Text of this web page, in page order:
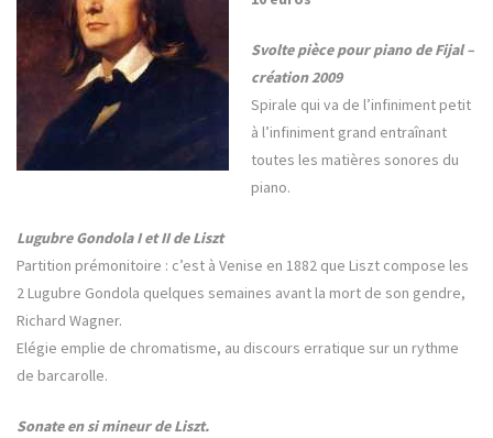
Svolte pièce pour piano de Fijal –
création 2009
Spirale qui va de l’infiniment petit
à l’infiniment grand entraînant
toutes les matières sonores du
piano.
Lugubre Gondola I et II de Liszt
Partition prémonitoire : c’est à Venise en 1882 que Liszt compose les
2 Lugubre Gondola quelques semaines avant la mort de son gendre,
Richard Wagner.
Elégie emplie de chromatisme, au discours erratique sur un rythme
de barcarolle.
Sonate en si mineur de Liszt.